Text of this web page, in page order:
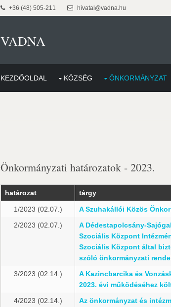
+36 (48) 505-211 hivatal@vadna.hu
VADNA
KEZDŐOLDAL KÖZSÉG ÖNKORMÁNYZAT
Önkormányzati határozatok - 2023.
határozat tárgy
1/2023 (02.07.)
A Szuhakállói Közös
2/2023 (02.07.)
A Dédestapolcsány-
Szociális Központ
Szociális Központ által
szóló önkormányzati
3/2023 (02.14.)
A Kazincbarcika és
2023. évi működéséhez
4/2023 (02.14.)
Az önkormányzat és